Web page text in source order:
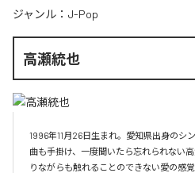
ジャンル： J-Pop
高瀬統也
1996年11月26日生まれ。愛知県出身のシ
曲も手掛け、一度聞いたら忘れられない
りながらも触れることのできない愛の感